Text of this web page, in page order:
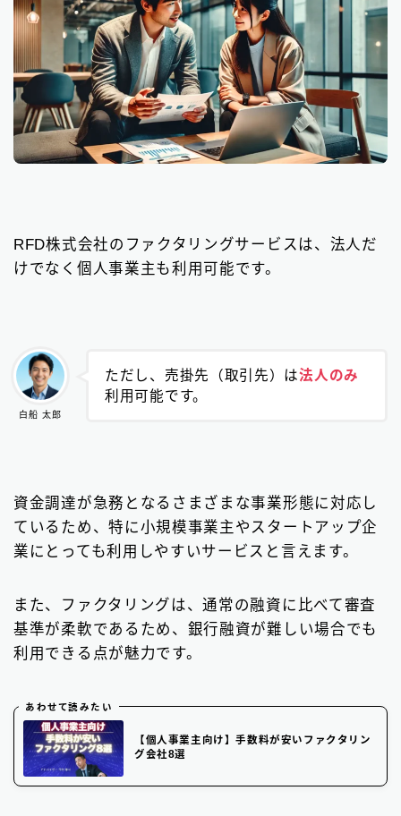
RFD株式会社のファクタリングサービスは、法人だ
けでなく個人事業主も利用可能です。
白船 太郎
ただし、売掛先（取引先）は法人のみ
利用可能です。
資金調達が急務となるさまざまな事業形態に対応し
ているため、特に小規模事業主やスタートアップ企
業にとっても利用しやすいサービスと言えます。
また、ファクタリングは、通常の融資に比べて審査
基準が柔軟であるため、銀行融資が難しい場合でも
利用できる点が魅力です。
あわせて読みたい
【個人事業主向け】手数料が安いファクタリン
グ会社8選